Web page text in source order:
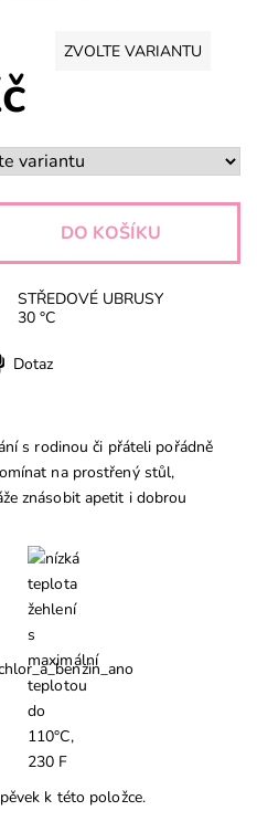
ZVOLTE VARIANTU
STŘEDOVÉ UBRUSY
30 °C
Dotaz
s rodinou či přáteli pořádně
na prostřený stůl,
znásobit apetit i dobrou
k této položce.